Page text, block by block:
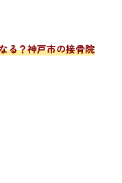
る？神戸市の接骨院